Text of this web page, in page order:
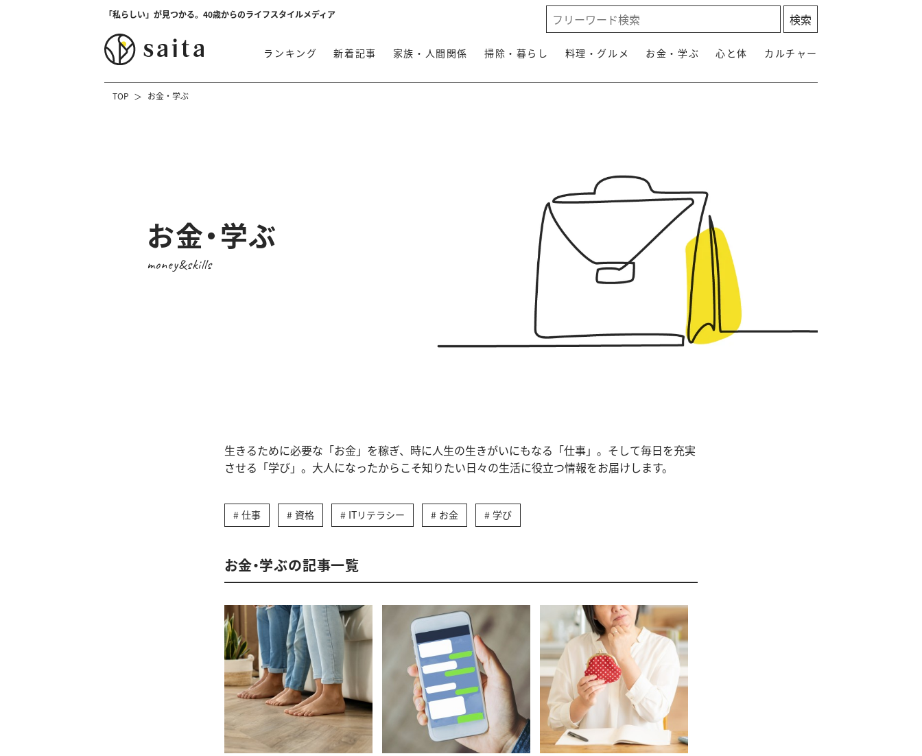
「私らしい」が見つかる。40歳からのライフスタイルメディア
ランキング 新着記事 家族・人間関係 掃除・暮らし 料理・グルメ お金・学ぶ 心と体 カルチャー
TOP お金・学ぶ
お金・学ぶ
money&skills
生きるために必要な「お金」を稼ぎ、時に人生の生きがいにもなる「仕事」。そして毎日を充実
させる「学び」。大人になったからこそ知りたい日々の生活に役立つ情報をお届けします。
仕事 資格 ITリテラシー お金 学び
お金・学ぶの記事一覧